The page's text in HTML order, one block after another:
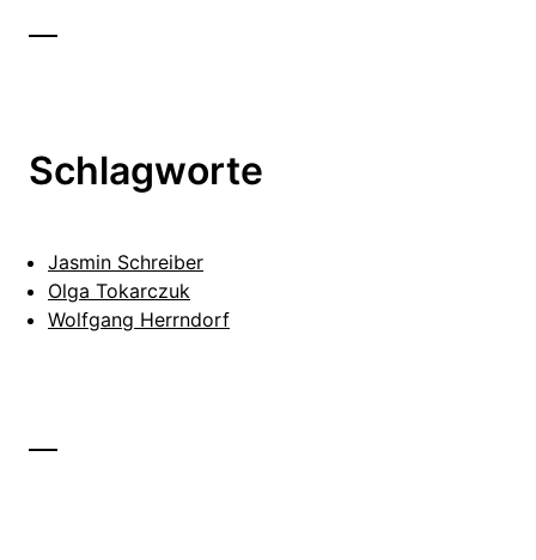
Schlagworte
Jasmin Schreiber
Olga Tokarczuk
Wolfgang Herrndorf